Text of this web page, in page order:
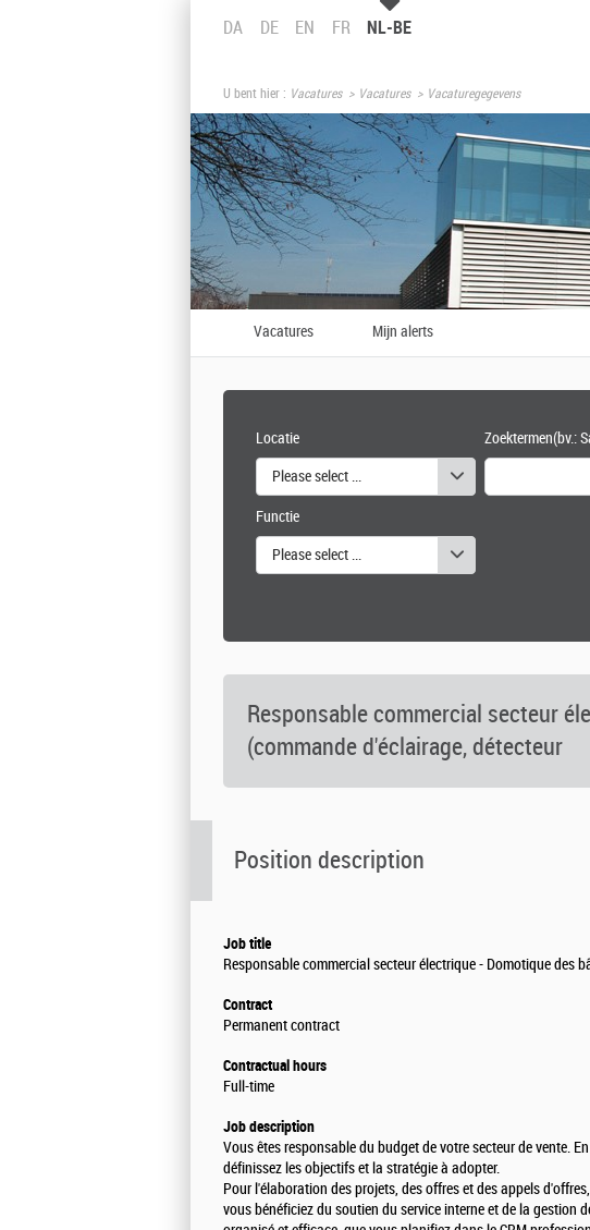
DA DE EN FR NL-BE
U bent hier : Vacatures Vacatures Vacaturegegevens
Vacatures Mijn alerts
Locatie
Please select one or more values
Zoektermen(bv.:
Functie
Please select one or more values
Responsable commercial secteur
(commande d'éclairage, détecteur
Position description
Job title
Responsable commercial secteur électrique - Domotique des
Contract
Permanent contract
Contractual hours
Full-time
Job description
Vous êtes responsable du budget de votre secteur de vente.
définissez les objectifs et la stratégie à adopter.
Pour l'élaboration des projets, des offres et des appels d'offres,
vous bénéficiez du soutien du service interne et de la gestion